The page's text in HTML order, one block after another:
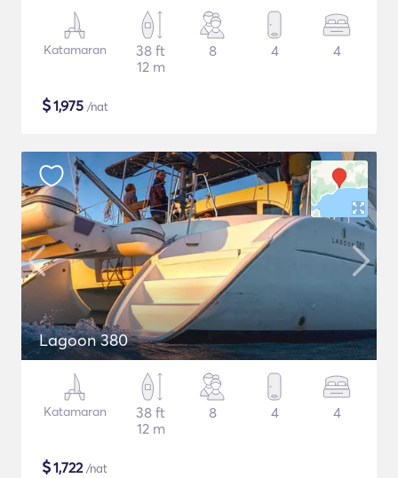
Katamaran
38 ft
12 m
8 4 4
$1,975 /nat
Lagoon 380
Katamaran
38 ft
12 m
8 4 4
$1,722/nat